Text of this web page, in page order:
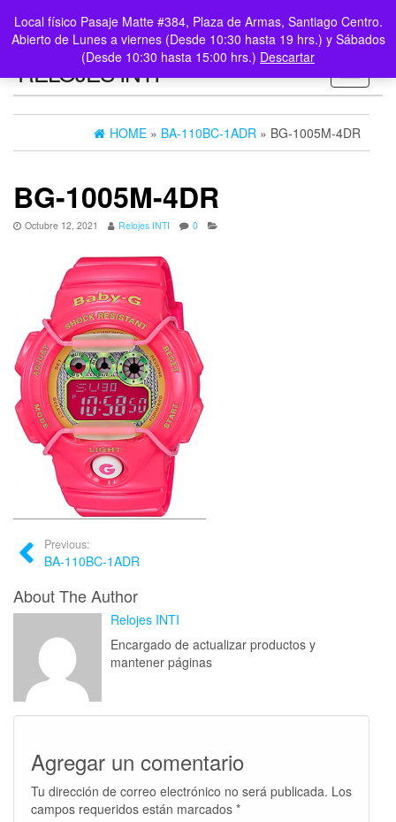
Local físico Pasaje Matte #384, Plaza de Armas, Santiago Centro.
Abierto de Lunes a viernes (Desde 10:30 hasta 19 hrs.) y Sábados
(Desde 10:30 hasta 15:00 hrs.) Descartar
LOGIN /
REGISTER
0
$0
Toggle
RELOJES INTI
HOME » BA-110BC-1ADR » BG-1005M-4DR
BG-1005M-4DR
Octubre 12, 2021 Relojes INTI 0
Previous:
BA-110BC-1ADR
About The Author
Relojes INTI
Encargado de actualizar productos y
mantener páginas
Agregar un comentario
Tu dirección de correo electrónico no será publicada. Los
campos requeridos están marcados *